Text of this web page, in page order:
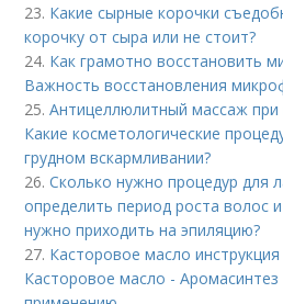
23. Какие сырные корочки
корочку от сыра или не стоит?
24. Как грамотно восстановить
Важность восстановления
25.Антицеллюлитный массаж при
Какие косметологические
грудном вскармливании?
26.Сколько нужно процедур для
определить период роста волос
нужно приходить на эпиляцию?
27. Касторовое масло
Касторовое масло - Аромасинтез